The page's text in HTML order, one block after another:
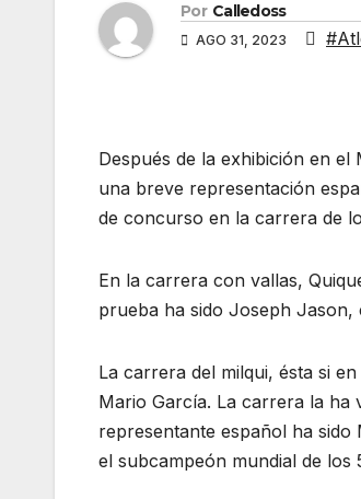
Por Calledoss
AGO 31, 2023
Después de la exhibición en el
una breve representación
de concurso en la carrera de
En la carrera con vallas,
prueba ha sido Joseph
La carrera del milqui, ésta si
Mario García. La carrera la ha
representante español ha sido
el subcampeón mundial de los